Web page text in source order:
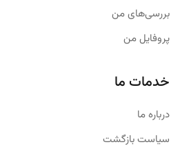
بررسی‌های من
پروفایل من
خدمات ما
درباره ما
سیاست بازگشت